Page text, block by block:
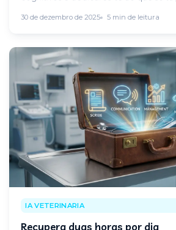
30 de dezembro de 2025 5 min de leitura
IA VETERINARIA
Recupera duas horas por dia